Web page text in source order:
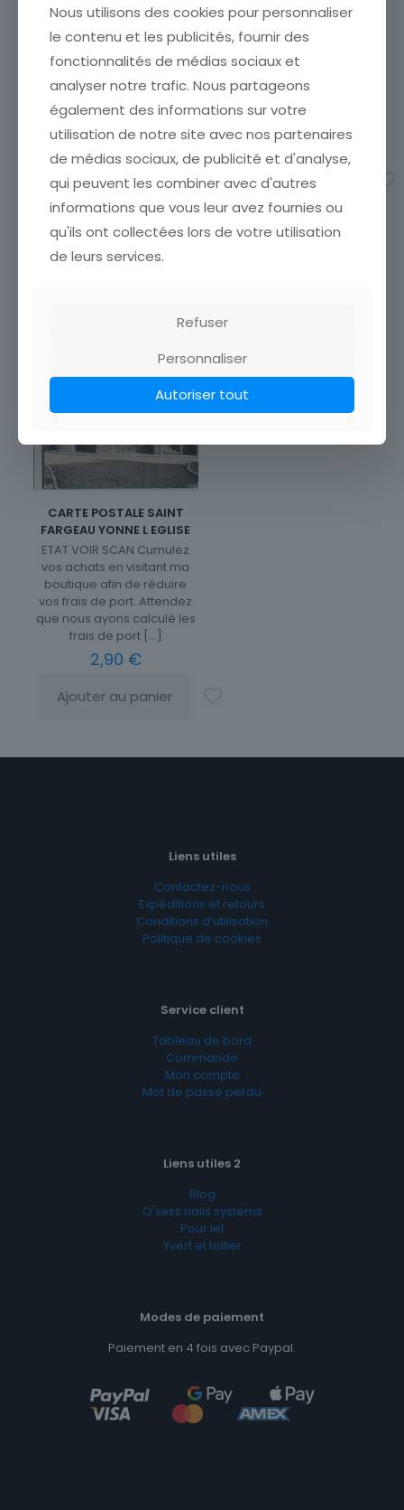
PONT CANAL
3,00€
Ajouter au panier
DEUX JUMEAUX
ETAT VOIR SCAN Cumulez
boutique afin de réduire
vos frais de port. Attendez
que nous ayons calculé les
frais de port
3,00€
Ajouter au panier
CARTE POSTALE SAINT
FARGEAU YONNE L EGLISE
ETAT VOIR SCAN Cumulez
vos achats en visitant ma
boutique afin de réduire
vos frais de port. Attendez
que nous ayons calculé les
frais de port[…]
2,90 €
Ajouter au panier
Liens utiles
Contactez-nous
Expéditions et retours
Conditions d’utilisation
Politique de cookies
Service client
Tableau de bord
Commande
Mon compte
Mot de passe perdu
Liens utiles 2
Blog
O'xess nails systems
Pour iel
Yvert et tellier
Modes de paiement
Paiement en 4 fois avec Paypal.
Nous utilisons des cookies pour personnaliser
le contenu et les publicités, fournir des
fonctionnalités de médias sociaux et
analyser notre trafic. Nous partageons
également des informations sur votre
utilisation de notre site avec nos partenaires
de médias sociaux, de publicité et d'analyse,
qui peuvent les combiner avec d'autres
informations que vous leur avez fournies ou
qu'ils ont collectées lors de votre utilisation
de leurs services.
Refuser
Personnaliser
Autoriser tout